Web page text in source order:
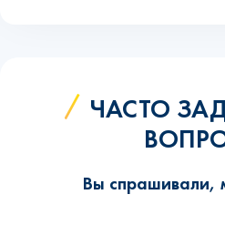
ЧАСТО
Вы спрашивали,